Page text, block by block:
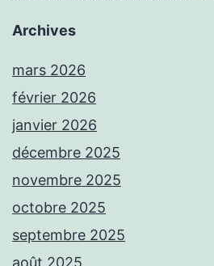
Archives
mars 2026
février 2026
janvier 2026
décembre 2025
novembre 2025
octobre 2025
septembre 2025
août 2025